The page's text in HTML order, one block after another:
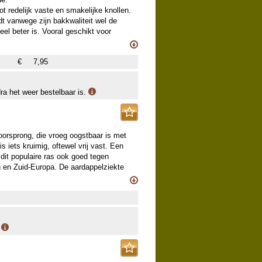
redelijk vaste en smakelijke knollen.
vanwege zijn bakkwaliteit wel de
beter is. Vooral geschikt voor
tegen aardappelmoeheid.
oogstbaar is. De planttijd is
oogst te krijgen worden deze rassen
folie of zelfs vanaf januari onder
aardappelziekte
optreedt: ruim planten en kali
om 80x40 cm aan te houden
€
7,95
het weer bestelbaar is.
die vroeg oogstbaar is met
iets kruimig, oftewel vrij vast. Een
populaire ras ook goed tegen
Zuid-Europa. De aardappelziekte
zelden in de knol.
oogstbaar is. De planttijd is
oogst te krijgen worden deze rassen
folie of zelfs vanaf januari onder
aardappelziekte
optreedt: ruim planten en kali
om 80x40 cm aan te houden